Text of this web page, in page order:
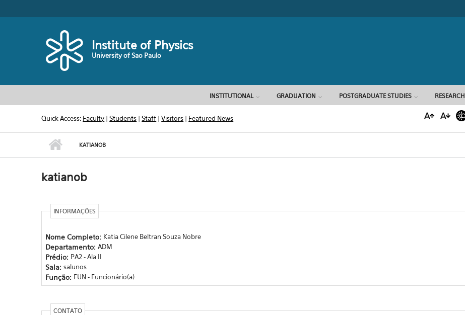
Search form
Institute of Physics
University of Sao Paulo
INSTITUTIONAL GRADUATION POSTGRADUATE STUDIES RESEARCH
Quick Access: Faculty |Students |Staff |Visitors | Featured News
KATIANOB
katianob
INFORMAÇÕES
Nome Completo: Katia Cilene Beltran Souza Nobre
Departamento: ADM
Prédio: PA2 - Ala II
Sala: salunos
Função: FUN - Funcionário(a)
CONTATO